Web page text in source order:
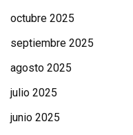
octubre 2025
septiembre 2025
agosto 2025
julio 2025
junio 2025